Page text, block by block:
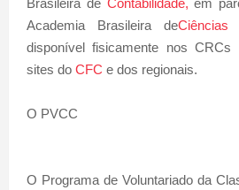
Brasileira de Contabilidade, em
Academia Brasileira deCiências
disponível fisicamente nos
sites do CFC e dos regionais.
O PVCC
O Programa de Voluntariado da